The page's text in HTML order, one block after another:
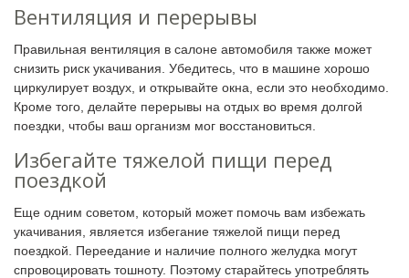
Вентиляция и перерывы
Правильная вентиляция в салоне автомобиля также может
снизить риск укачивания. Убедитесь, что в машине хорошо
циркулирует воздух, и открывайте окна, если это необходимо.
Кроме того, делайте перерывы на отдых во время долгой
поездки, чтобы ваш организм мог восстановиться.
Избегайте тяжелой пищи перед
поездкой
Еще одним советом, который может помочь вам избежать
укачивания, является избегание тяжелой пищи перед
поездкой. Переедание и наличие полного желудка могут
спровоцировать тошноту. Поэтому старайтесь употреблять